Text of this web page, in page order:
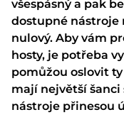
všespásný a pak
dostupné nástroje
nulový. Aby vám
hosty, je potřeba
pomůžou oslovit ty
mají největší
nástroje přinesou